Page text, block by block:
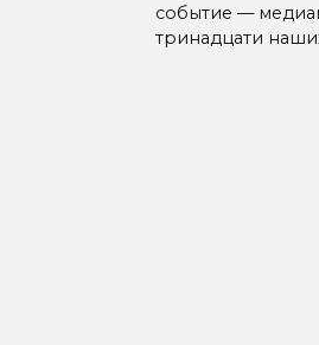
событие —
тринадцати